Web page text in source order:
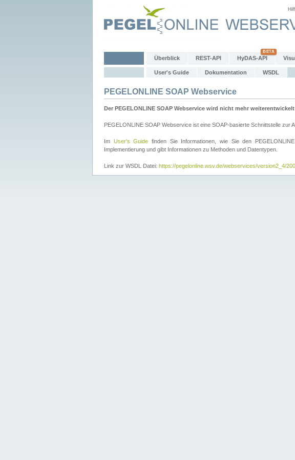
Überblick REST-API HyDAS-API
User's Guide Dokumentation WSDL
PEGELONLINE SOAP Webservice
Der PEGELONLINE SOAP Webservice wird nicht mehr
PEGELONLINE SOAP Webservice ist eine SOAP-basierte Schnittstelle zur
Im User's Guide finden Sie Informationen, wie Sie den
Implementierung und gibt Informationen zu Methoden und Datentypen.
Link zur WSDL Datei: https://pegelonline.wsv.de/webservices/version2_4/